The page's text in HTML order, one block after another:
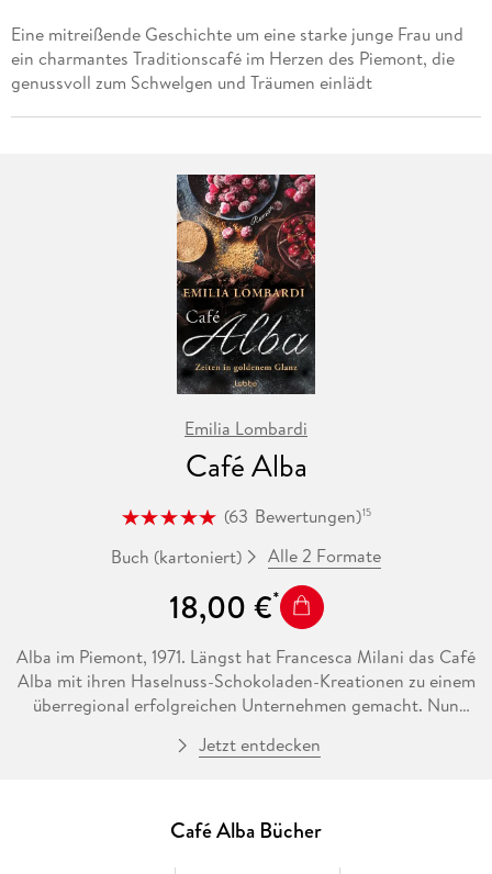
Eine mitreißende Geschichte um eine starke junge Frau und
ein charmantes Traditionscafé im Herzen des Piemont, die
genussvoll zum Schwelgen und Träumen einlädt
Emilia Lombardi
Café Alba
(63 Bewertungen)15
Buch (kartoniert) Alle 2 Formate
18,00 €
Alba im Piemont, 1971. Längst hat Francesca Milani das Café
Alba mit ihren Haselnuss-Schokoladen-Kreationen zu einem
überregional erfolgreichen Unternehmen gemacht. Nun
Startlöchern und will die süßen Köstlichkeiten des Cafés
einer verheißungsvollen neuen Rezeptur entstehen, taucht
Jetzt entdecken
Café Alba Bücher